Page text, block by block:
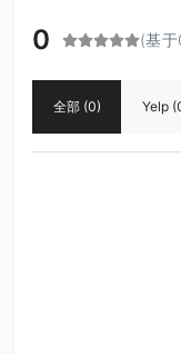
0 (基
全部 (0) Yelp